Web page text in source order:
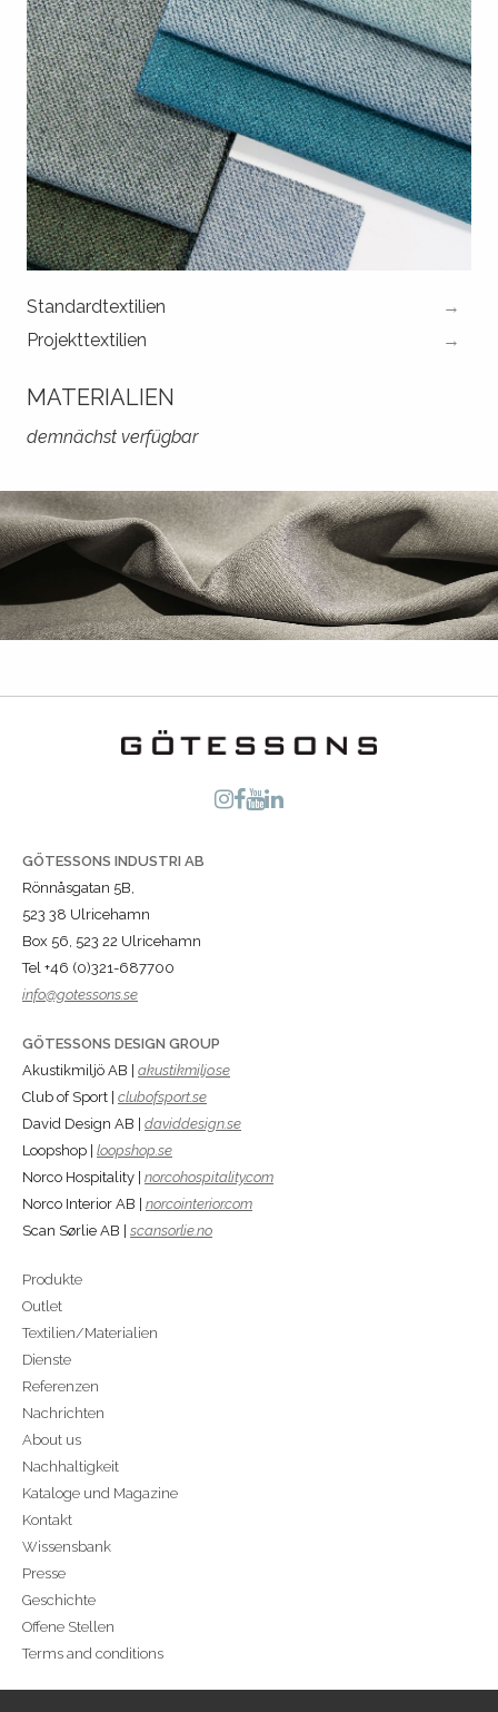
Standardtextilien
Projekttextilien
MATERIALIEN
demnächst verfügbar
GÖTESSONS INDUSTRI AB
Rönnåsgatan 5B,
523 38 Ulricehamn
Box 56, 523 22 Ulricehamn
Tel +46 (0)321-687700
info@gotessons.se
GÖTESSONS DESIGN GROUP
Akustikmiljö AB | akustikmiljo.se
Club of Sport | clubofsport.se
David Design AB | daviddesign.se
Loopshop | loopshop.se
Norco Hospitality | norcohospitality.com
Norco Interior AB | norcointerior.com
Scan Sørlie AB | scansorlie.no
Produkte
Outlet
Textilien/Materialien
Dienste
Referenzen
Nachrichten
About us
Nachhaltigkeit
Kataloge und Magazine
Kontakt
Wissensbank
Presse
Geschichte
Offene Stellen
Terms and conditions